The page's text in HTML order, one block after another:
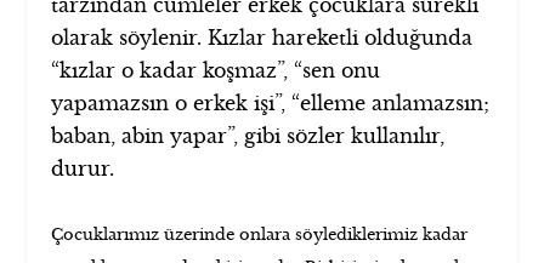
tarzından cümleler erkek çocuklara sürekli
olarak söylenir. Kızlar hareketli olduğunda
“kızlar o kadar koşmaz”, “sen onu
yapamazsın o erkek işi”, “elleme anlamazsın;
baban, abin yapar”, gibi sözler kullanılır,
durur.
Çocuklarımız üzerinde onlara söylediklerimiz kadar